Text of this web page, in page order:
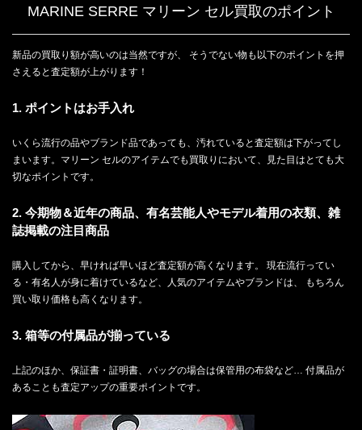
MARINE SERRE マリーン セル買取のポイント
新品の買取り額が高いのは当然ですが、 そうでない物も以下のポイントを押
さえると査定額が上がります！
1. ポイントはお手入れ
いくら流行の品やブランド品であっても、汚れていると査定額は下がってし
まいます。マリーン セルのアイテムでも買取りにおいて、見た目はとても大
切なポイントです。
2. 今期物＆近年の商品、有名芸能人やモデル着用の衣類、雑
誌掲載の注目商品
購入してから、早ければ早いほど査定額が高くなります。 現在流行ってい
る・有名人が身に着けているなど、人気のアイテムやブランドは、 もちろん
買い取り価格も高くなります。
3. 箱等の付属品が揃っている
上記のほか、保証書・証明書、バッグの場合は保管用の布袋など… 付属品が
あることも査定アップの重要ポイントです。